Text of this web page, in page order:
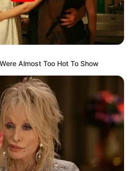
Almost Too Hot To Show